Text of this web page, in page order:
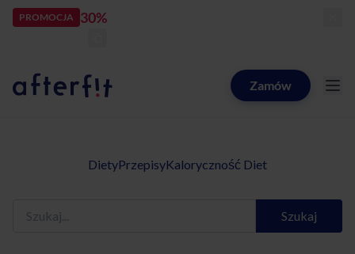
PROMOCJA 30%
Catering dietetyczny AfterfitZamów
DietyPrzepisyKaloryczność Diet
Szukaj